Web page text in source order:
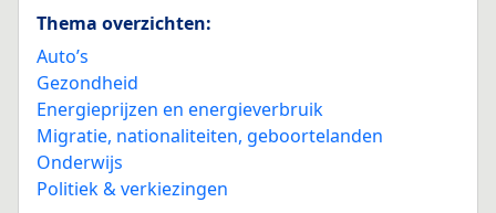
Thema overzichten:
Auto’s
Gezondheid
Energieprijzen en energieverbruik
Migratie, nationaliteiten, geboortelanden
Onderwijs
Politiek & verkiezingen